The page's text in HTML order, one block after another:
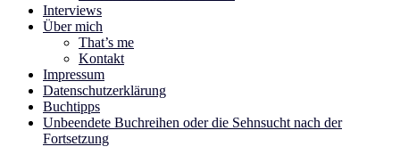
Interviews
Über mich
That’s me
Kontakt
Impressum
Datenschutzerklärung
Buchtipps
Unbeendete Buchreihen oder die Sehnsucht nach der
Fortsetzung